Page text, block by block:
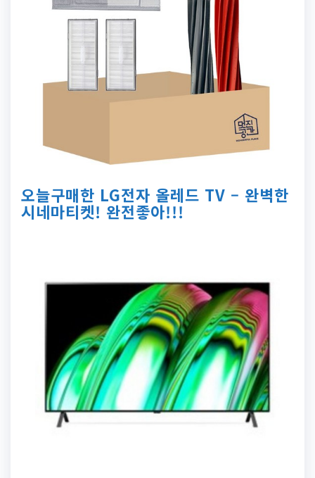
오늘구매한 LG전자 올레드 TV – 완벽한
시네마티켓! 완전좋아!!!